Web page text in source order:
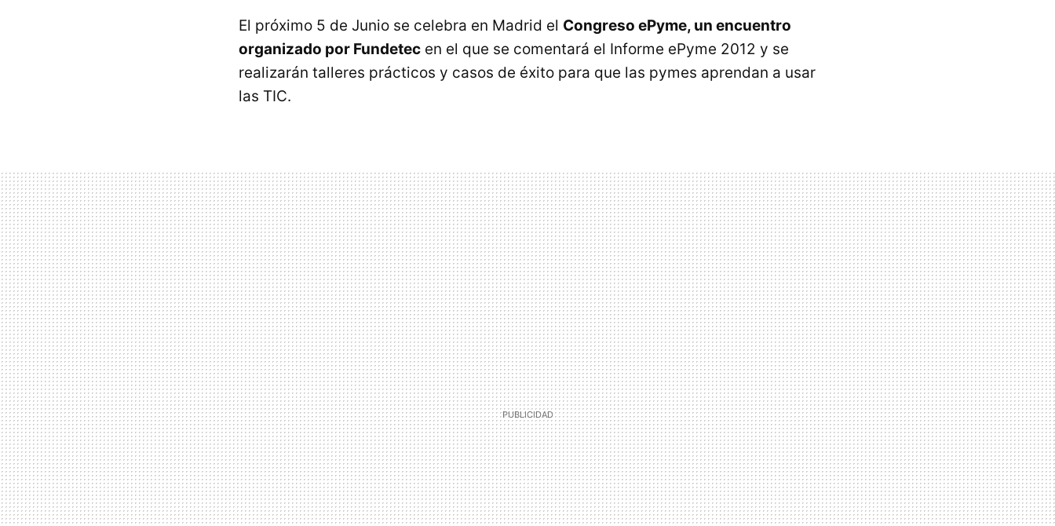
El próximo 5 de Junio se celebra en Madrid el Congreso ePyme, un encuentro
organizado por Fundetec en el que se comentará el Informe ePyme 2012 y se
realizarán talleres prácticos y casos de éxito para que las pymes aprendan a usar
las TIC.